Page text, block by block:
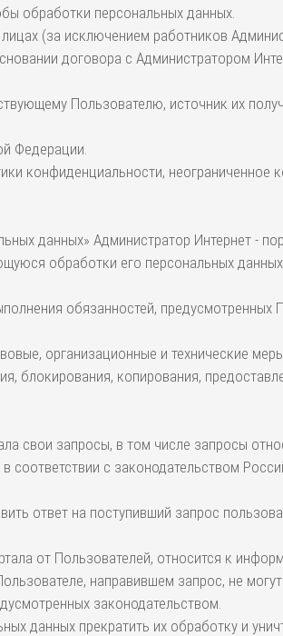
обработки персональных данных.
(за исключением работников
договора с Администратором
Пользователю, источник их
Федерации.
конфиденциальности, неограниченное
данных» Администратор Интернет -
обработки его персональных
обязанностей,
организационные и технические
блокирования, копирования,
свои запросы, в том числе запросы
с законодательством
ответ на поступивший запрос
от Пользователей, относится к
направившем запрос, не
законодательством.
данных прекратить их обработку и